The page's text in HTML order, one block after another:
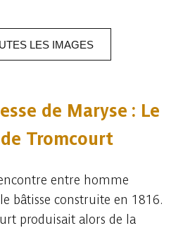
LES IMAGES
de Maryse : Le
Tromcourt
entre homme
bâtisse construite en 1816.
produisait alors de la